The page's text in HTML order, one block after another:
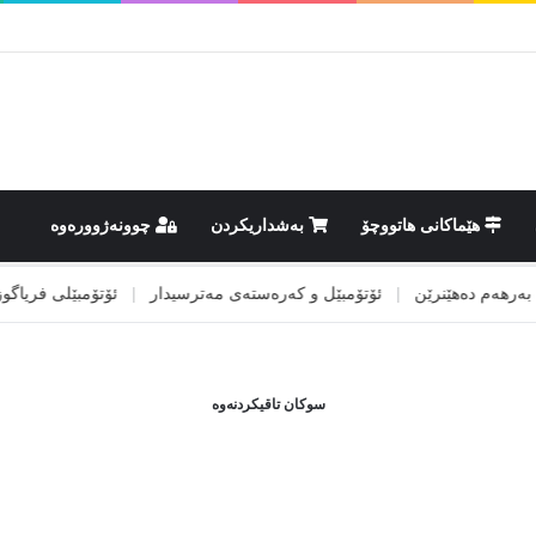
هێماکانى هاتووچۆ بەشداریکردن چوونەژوورەوە
دەهێنرێن | ئۆتۆمبێل و کەرەستەی مەترسیدار | ئۆتۆمبێلی فریاگوزاری
سوکان تاقیکردنەوە